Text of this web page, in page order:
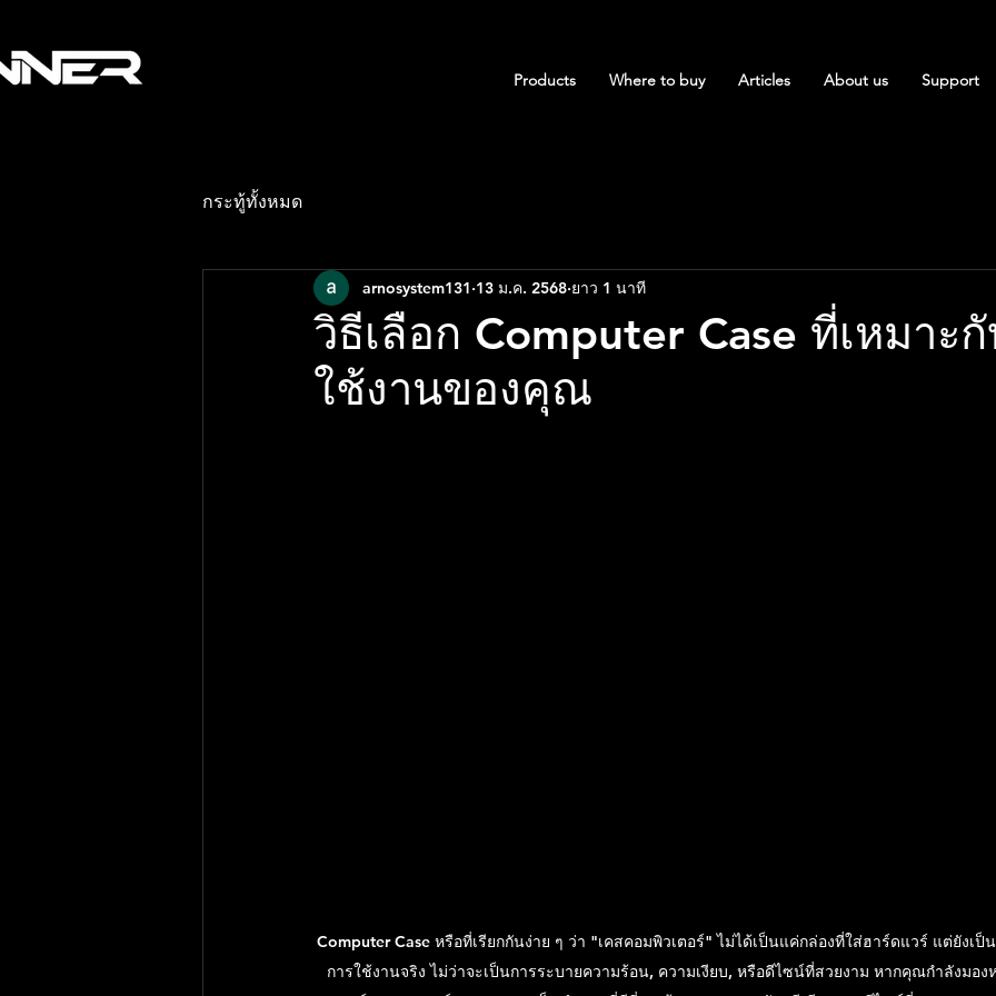
Products Where to buy Articles About us Support
กระทู้ทั้งหมด
วิธีเลือก Computer Case ที่เหมาะ
ใช้งานของคุณ
arnosystem131 13 ม.ค. 2568 ยาว 1 นาที
Computer Case หรือที่เรียกกันง่าย ๆ ว่า "เคสคอมพิวเตอร์" ไม่ได้เป็นแค่กล่องที่ใส่ฮาร์ดแวร์ แต่ยังเ
การใช้งานจริง ไม่ว่าจะเป็นการระบายความร้อน, ความเงียบ, หรือดีไซน์ที่สวยงาม หากคุณกำลังมอง